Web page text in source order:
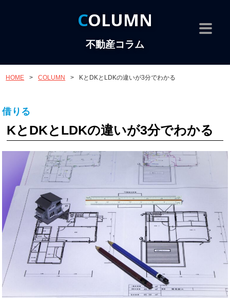
COLUMN
不動産コラム
HOME > COLUMN > KとDKとLDKの違いが3分でわかる
借りる
KとDKとLDKの違いが3分でわかる